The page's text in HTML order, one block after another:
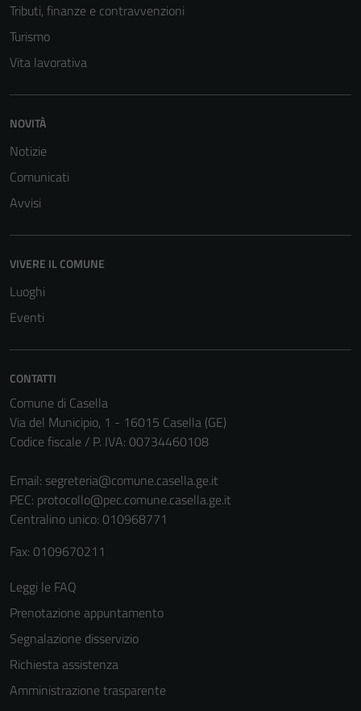
Tributi, finanze e contravvenzioni
Turismo
Vita lavorativa
NOVITÀ
Notizie
Comunicati
Avvisi
VIVERE IL COMUNE
Luoghi
Eventi
CONTATTI
Comune di Casella
Via del Municipio, 1 - 16015 Casella (GE)
Codice fiscale / P. IVA: 00734460108
Email: segreteria@comune.casella.ge.it
PEC: protocollo@pec.comune.casella.ge.it
Centralino unico: 010968771
Fax: 0109670211
Leggi le FAQ
Prenotazione appuntamento
Segnalazione disservizio
Richiesta assistenza
Amministrazione trasparente
Questi cookie
del sito e non
possono
disabilitati.
Questi cookie